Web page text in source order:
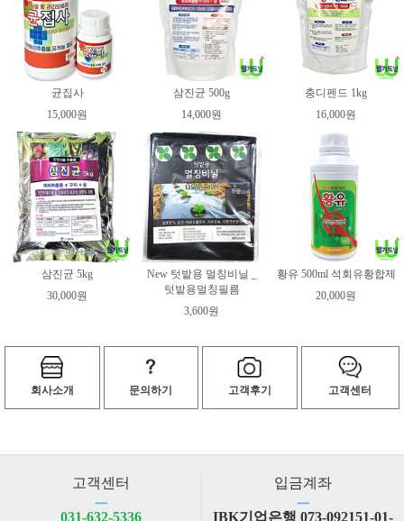
균집사
15,000원
삼진균 500g
14,000원
충디펜드 1kg
16,000원
삼진균 5kg
30,000원
New 텃밭용 멀칭비닐 _
텃밭용멀칭필름
3,600원
황유 500ml 석회유황합제
20,000원
회사소개 문의하기 고객후기 고객센터
고객센터
ㅡ
031-632-5336
입금계좌
ㅡ
IBK기업은행 073-092151-01-